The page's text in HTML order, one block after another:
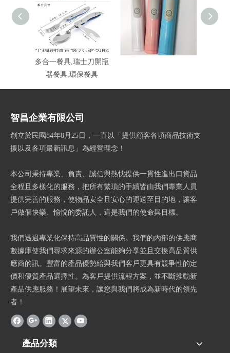
不鏽鋼摺疊餐具,多功能
多合一餐具,瑞士刀開瓶
器餐具,環保餐具
超聲波軟毛電動牙刷
智昌企業有限公司
創立於民國84年8月25日，一直以「提供顧客各項商品技術支
援以及各項最新訊息」為經營理念！
本公司秉持專業、負責、誠信與熱忱提供一貫性進出口貨品
全程且多樣化的服務，把所有繁瑣的手續皆由我們專業人員
提供完善的服務，使物品安全且安心的運送至目的地，讓客
戶做個快樂、愉悅的委託人，這是我們的使命與目標。
我們透過專業化保持高品質性的關係。我們的內部的供應商
數據庫使我們尋求來源的辦公室能夠分享並且交換高品質供
應商的訊。豐富的產品優勢給與我們客戶更具有競爭性的定
價和優質產品選擇性。為客戶提供流程方案，並不斷推動新
產品供應服務！展望未來，讓您與我們將成為新時代的領先
者！
產品分類